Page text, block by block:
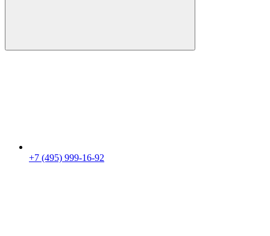
+7 (495) 999-16-92